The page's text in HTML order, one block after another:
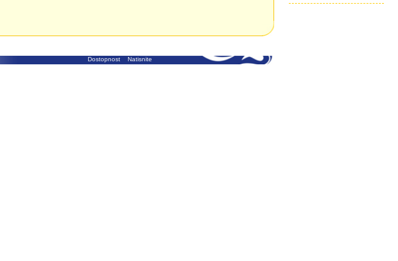
Dostopnost Natisnite